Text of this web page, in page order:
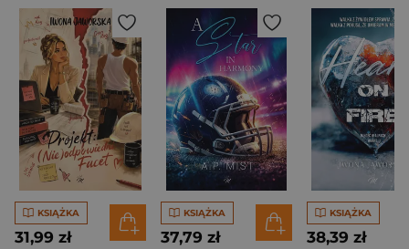
KSIĄŻKA
31,99 zł
KSIĄŻKA
37,79 zł
KSIĄŻKA
38,39 zł